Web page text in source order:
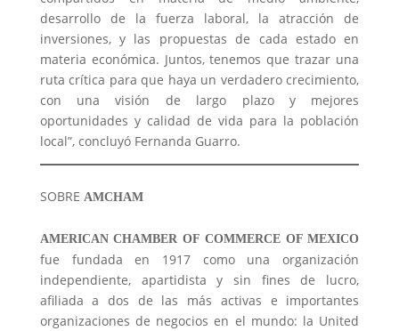
desarrollo de la fuerza laboral, la atracción de
inversiones, y las propuestas de cada estado en
materia económica. Juntos, tenemos que trazar una
ruta crítica para que haya un verdadero crecimiento,
con una visión de largo plazo y mejores
oportunidades y calidad de vida para la población
local”, concluyó Fernanda Guarro.
SOBRE AMCHAM
AMERICANCHAMBER OF COMMERCE OF MEXICO
fue fundada en 1917 como una organización
independiente, apartidista y sin fines de lucro,
afiliada a dos de las más activas e importantes
organizaciones de negocios en el mundo: la United